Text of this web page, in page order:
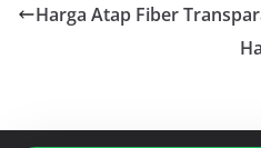
Harga Atap Fiber